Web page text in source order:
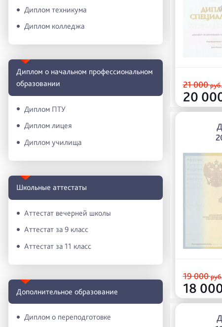
Диплом техникума
Диплом колледжа
Диплом о начальном профессиональном
oбразовании
Диплом ПТУ
Диплом лицея
Диплом училища
Школьные аттестаты
Аттестат вечерней школы
Аттестат за 9 класс
Аттестат за 11 класс
Дополнительное образование
Диплом о переподготовке
21 000руб.
20
19 000руб.
18